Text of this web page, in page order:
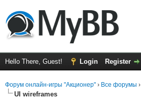
Hello There, Guest! Login Register
Форум онлайн-игры "Акционер" › Все форумы ›
UI wireframes